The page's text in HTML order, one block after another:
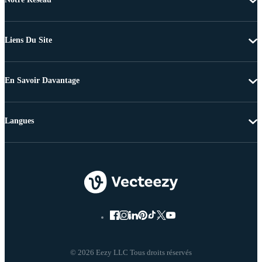
Liens Du Site
En Savoir Davantage
© 2026 Eezy LLC Tous droits réservés
Langues